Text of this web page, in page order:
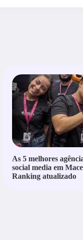
As 5 melhores
social media em
Ranking atualizado